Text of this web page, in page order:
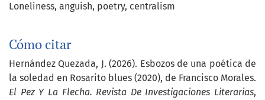
Loneliness anguish poetry centralism
Cómo citar
Hernández Quezada, J. (2026). Esbozos de una poética de
la soledad en Rosarito blues (2020), de Francisco Morales.
El Pez Y La Flecha. Revista De Investigaciones Literarias,